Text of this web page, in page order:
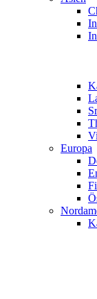
Europa